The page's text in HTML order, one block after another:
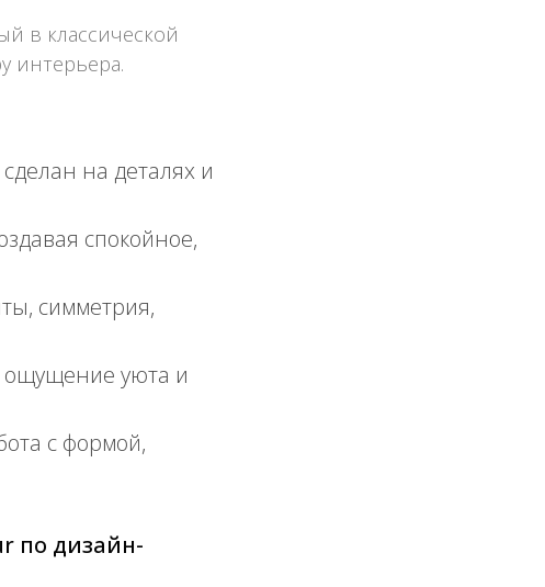
в классической
интерьера.
на деталях и
спокойное,
симметрия,
уюта и
с формой,
по дизайн-